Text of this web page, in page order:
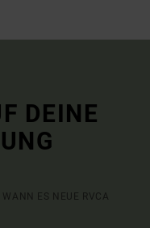
DEINE
ES NEUE RVCA